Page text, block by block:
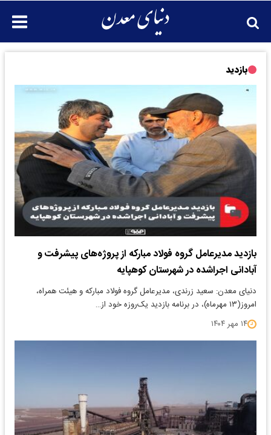
بازدید
بازدید مدیرعامل گروه فولاد مبارکه از پروژه‌های پیشرفت و
آبادانی اجراشده در شهرستان کوهپایه
دنیای معدن: سعید زرندی، مدیرعامل گروه فولاد مبارکه و هیئت همراه،
امروز(۱۳ مهرماه)، در برنامه بازدید یک‌روزه خود از…
۱۴ مهر ۱۴۰۴